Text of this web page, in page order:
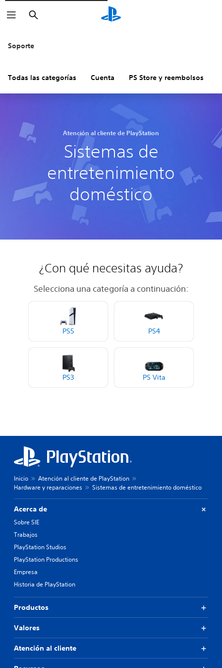
Buscar
Soporte
Todas las categorías Cuenta PS Store y reembolsos
Atención al cliente de PlayStation
Sistemas de
entretenimiento
doméstico
¿Con qué necesitas ayuda?
Selecciona una categoría a continuación:
PS5 PS4
PS3 PS Vita
Inicio
Atención al cliente de PlayStation
Hardware y reparaciones
Sistemas de entretenimiento doméstico
Acerca de
Sobre SIE
Trabajos
PlayStation Studios
PlayStation Productions
Empresa
Historia de PlayStation
Productos
Valores
Atención al cliente